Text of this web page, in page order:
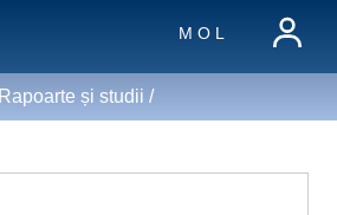
M O L
Rapoarte și studii /